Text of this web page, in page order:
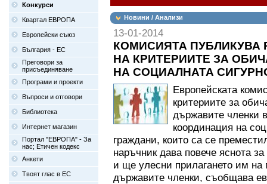
Конкурси
Квартал ЕВРОПА
Европейски съюз
България - ЕС
Преговори за
присъединяване
Програми и проекти
Въпроси и отговори
Библиотека
Интернет магазин
Портал "ЕВРОПА" - За
нас; Етичен кодекс
Анкети
Твоят глас в ЕС
Новини / Анализи
13-01-2014
КОМИСИЯТА ПУБЛИКУВА
НА КРИТЕРИИТЕ ЗА
НА СОЦИАЛНАТА
Европейската
критериите за
държавите членки
координация на
граждани, които са се
наръчник дава повече яснота
и ще улесни прилагането им на
държавите членки, съобщава